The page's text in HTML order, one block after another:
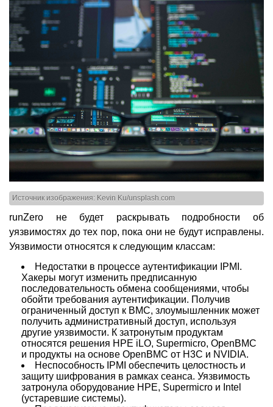
Источник изображения: Kevin Ku/unsplash.com
runZero не будет раскрывать подробности об
уязвимостях до тех пор, пока они не будут исправлены.
Уязвимости относятся к следующим классам:
Недостатки в процессе аутентификации IPMI.
Хакеры могут изменить предписанную
последовательность обмена сообщениями, чтобы
обойти требования аутентификации. Получив
ограниченный доступ к BMC, злоумышленник может
получить административный доступ, используя
другие уязвимости. К затронутым продуктам
относятся решения HPE iLO, Supermicro, OpenBMC
и продукты на основе OpenBMC от H3C и NVIDIA.
Неспособность IPMI обеспечить целостность и
защиту шифрования в рамках сеанса. Уязвимость
затронула оборудование HPE, Supermicro и Intel
(устаревшие системы).